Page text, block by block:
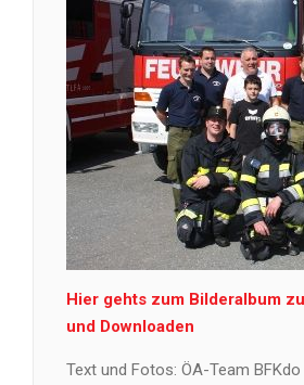
Hier gehts zum Bilderalbum
und Downloaden
Text und Fotos: ÖA-Team